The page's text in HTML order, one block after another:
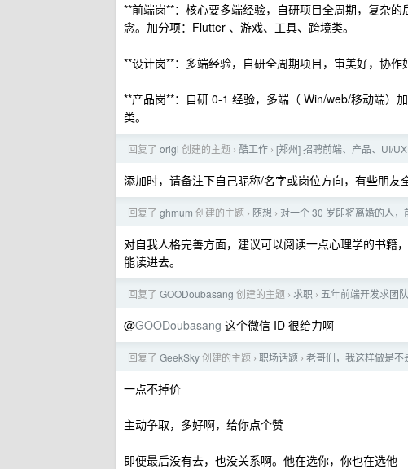
**前端岗**：核心要多端经验，自研项目全周期，复杂
念。加分项：Flutter 、游戏、工具、跨境类。
**设计岗**：多端经验，自研全周期项目，审美好，协作
**产品岗**：自研 0-1 经验，多端（ Win/web/移动端）
类。
回复了 origi 创建的主题 › 酷工作 › [郑州] 招聘前端、产品、UI/
添加时，请备注下自己昵称/名字或岗位方向，有些朋友
回复了 ghmum 创建的主题 › 随想 › 对一个 30 岁即将离婚的人，
对自我人格完善方面，建议可以阅读一点心理学的书籍
能读进去。
回复了 GOODoubasang 创建的主题 › 求职 › 五年前端开发求团
@GOODoubasang 这个微信 ID 很给力啊
回复了 GeekSky创建的主题 › 职场话题 › 老哥们，我这样做是
一点不掉价
主动争取，多好啊，给你点个赞
即便最后没有去，也没关系啊。他在选你，你也在选他